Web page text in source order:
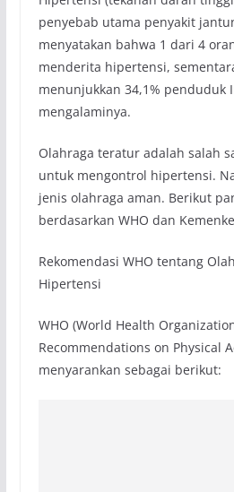
penyebab utama penyakit
menyatakan bahwa 1 dari 4
menderita hipertensi,
menunjukkan 34,1% penduduk
mengalaminya.
Olahraga teratur adalah salah
untuk mengontrol hipertensi.
jenis olahraga aman. Berikut
berdasarkan WHO dan
Rekomendasi WHO tentang
Hipertensi
WHO (World Health
Recommendations on Physical
menyarankan sebagai berikut: